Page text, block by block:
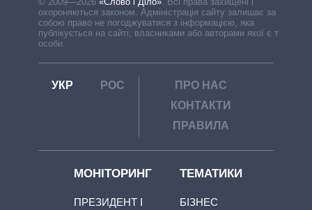
охороняються законом. Адміністрація сайту залишає за
собою право не погоджуватися з інформацією, яка
публікується на сайті, власниками або авторами якої є треті
особи.
УКР РОС
ПРО НАС
КОНТАКТИ
ПРАВИЛА
МОНІТОРИНГ
ПРЕЗИДЕНТ І
ТЕМАТИКИ
БІЗНЕС